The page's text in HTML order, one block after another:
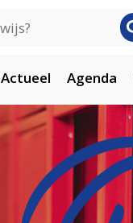
Actueel Agenda